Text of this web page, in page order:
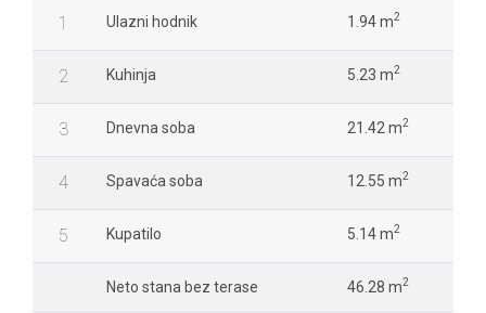
1 Ulazni hodnik 1.94 m2
2 Kuhinja 5.23 m2
3 Dnevna soba 21.42 m2
4 Spavaća soba 12.55 m2
5 Kupatilo 5.14 m2
Neto stana bez terase 46.28 m2